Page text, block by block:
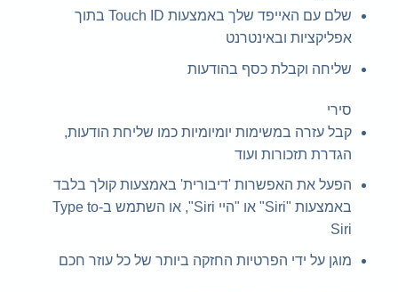
שלם עם האייפד שלך באמצעות Touch ID בתוך
אפליקציות ובאינטרנט
שליחה וקבלת כסף בהודעות
סירי
קבל עזרה במשימות יומיומיות כמו שליחת הודעות,
הגדרת תזכורות ועוד
הפעל את האפשרות 'דיבורית' באמצעות קולך בלבד
באמצעות "Siri" או "היי Siri", או השתמש ב-Type to
Siri
מוגן על ידי הפרטיות החזקה ביותר של כל עוזר חכם